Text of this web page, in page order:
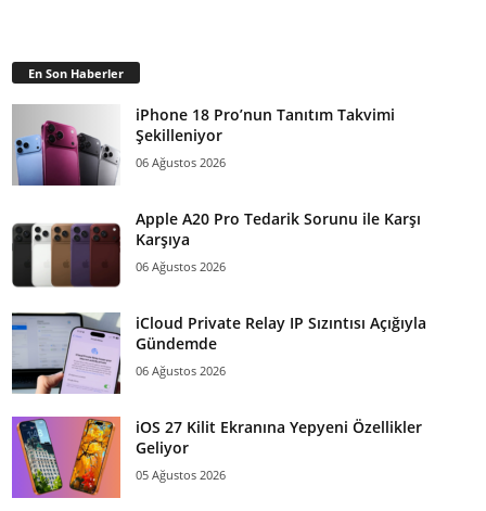
En Son Haberler
iPhone 18 Pro’nun Tanıtım Takvimi
Şekilleniyor
06 Ağustos 2026
Apple A20 Pro Tedarik Sorunu ile Karşı
Karşıya
06 Ağustos 2026
iCloud Private Relay IP Sızıntısı Açığıyla
Gündemde
06 Ağustos 2026
iOS 27 Kilit Ekranına Yepyeni Özellikler
Geliyor
05 Ağustos 2026